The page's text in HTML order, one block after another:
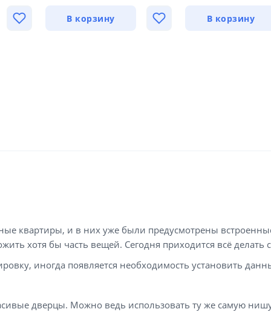
В корзину В корзину
квартиры, и в них уже были предусмотрены
хотя бы часть вещей. Сегодня приходится всё делать
иногда появляется необходимость установить
дверцы. Можно ведь использовать ту же самую